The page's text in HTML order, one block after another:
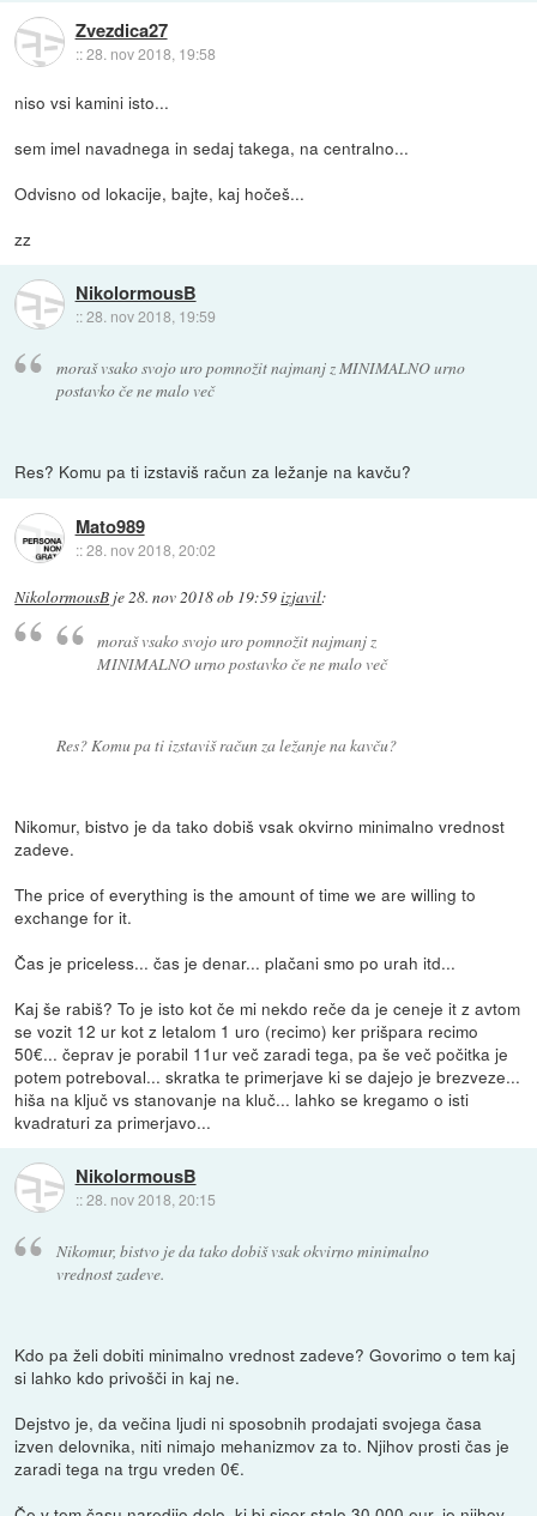
Zvezdica27
::28. nov 2018, 19:58
niso vsi kamini isto...
sem imel navadnega in sedaj takega, na centralno...
Odvisno od lokacije, bajte, kaj hočeš...
zz
NikolormousB
::28. nov 2018, 19:59
moraš vsako svojo uro pomnožit najmanj z MINIMALNO urno
postavko če ne malo več
Res? Komu pa ti izstaviš račun za ležanje na kavču?
Mato989
::28. nov 2018, 20:02
NikolormousB je28. nov 2018 ob 19:59izjavil:
moraš vsako svojo uro pomnožit najmanj z
MINIMALNO urno postavko če ne malo več
Res? Komu pa ti izstaviš račun za ležanje na kavču?
Nikomur, bistvo je da tako dobiš vsak okvirno minimalno vrednost
zadeve.
The price of everything is the amount of time we are willing to
exchange for it.
Čas je priceless... čas je denar... plačani smo po urah itd...
Kaj še rabiš? To je isto kot če mi nekdo reče da je ceneje it z avtom
se vozit 12 ur kot z letalom 1 uro (recimo) ker prišpara recimo
50€... čeprav je porabil 11ur več zaradi tega, pa še več počitka je
potem potreboval... skratka te primerjave ki se dajejo je brezveze...
hiša na ključ vs stanovanje na kluč... lahko se kregamo o isti
kvadraturi za primerjavo...
NikolormousB
::28. nov 2018, 20:15
Nikomur, bistvo je da tako dobiš vsak okvirno minimalno
vrednost zadeve.
Kdo pa želi dobiti minimalno vrednost zadeve? Govorimo o tem kaj
si lahko kdo privošči in kaj ne.
Dejstvo je, da večina ljudi ni sposobnih prodajati svojega časa
izven delovnika, niti nimajo mehanizmov za to. Njihov prosti čas je
zaradi tega na trgu vreden 0€.